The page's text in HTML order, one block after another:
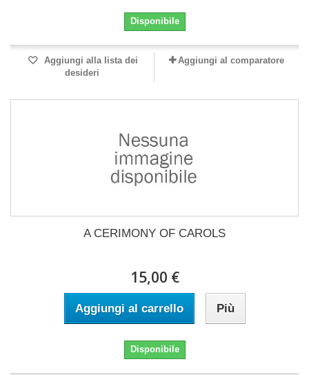
Disponibile
Aggiungi alla lista dei
desideri
Aggiungi al comparatore
A CERIMONY OF CAROLS
15,00 €
Aggiungi al carrello Più
Disponibile